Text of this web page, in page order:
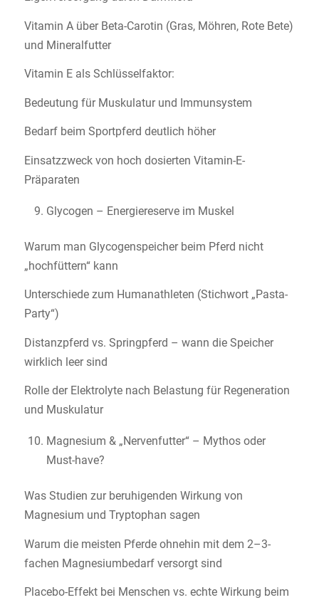
Vitamin A über Beta-Carotin (Gras, Möhren, Rote Bete)
und Mineralfutter
Vitamin E als Schlüsselfaktor:
Bedeutung für Muskulatur und Immunsystem
Bedarf beim Sportpferd deutlich höher
Einsatzzweck von hoch dosierten Vitamin-E-
Präparaten
Glycogen – Energiereserve im Muskel
Warum man Glycogenspeicher beim Pferd nicht
„hochfüttern“ kann
Unterschiede zum Humanathleten (Stichwort „Pasta-
Party“)
Distanzpferd vs. Springpferd – wann die Speicher
wirklich leer sind
Rolle der Elektrolyte nach Belastung für Regeneration
und Muskulatur
Magnesium & „Nervenfutter“ – Mythos oder
Must-have?
Was Studien zur beruhigenden Wirkung von
Magnesium und Tryptophan sagen
Warum die meisten Pferde ohnehin mit dem 2–3-
fachen Magnesiumbedarf versorgt sind
Placebo-Effekt bei Menschen vs. echte Wirkung beim